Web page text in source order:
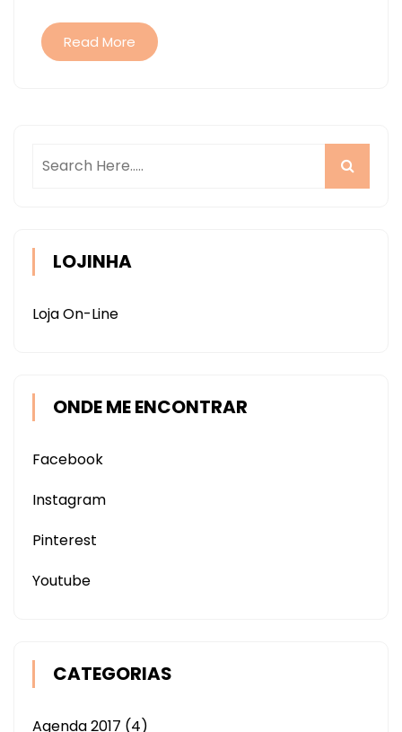
NORMA)
Read More
LOJINHA
Loja On-Line
ONDE ME ENCONTRAR
Facebook
Instagram
Pinterest
Youtube
CATEGORIAS
Agenda 2017 (4)